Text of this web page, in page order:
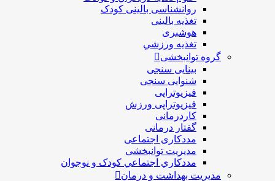
روانشناسی بالینی کودک
تغذیه بالینی
هوشبری
تغذيه ورزشي
گروه توانبخشی
بینایی سنجی
شنوایی سنجی
فیزیوتراپی
فیزیوتراپی ورزش
کاردرمانی
گفتار درمانی
مددکاری اجتماعی
مديريت توانبخشی
مددکاري اجتماعي کودک و نوجوان
مدیریت بهداشت و درمان